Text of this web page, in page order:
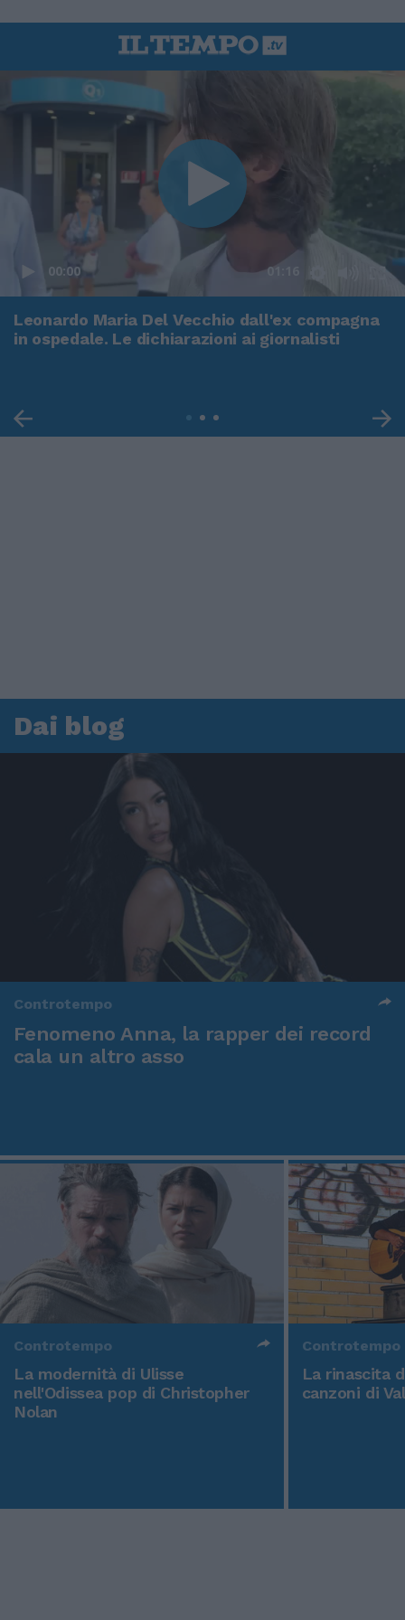
00:00 01:16
Leonardo Maria Del Vecchio dall'ex compagna
in ospedale. Le dichiarazioni ai giornalisti
Dai blog
Controtempo
Fenomeno Anna, la rapper dei record
cala un altro asso
Controtempo
La modernità di Ulisse
nell'Odissea pop di Christopher
Nolan
Controtempo
La rinascita
canzoni di